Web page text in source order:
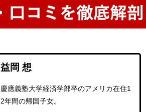
益岡 想
慶應義塾大学経済学部卒のアメリカ在住1
2年間の帰国子女。